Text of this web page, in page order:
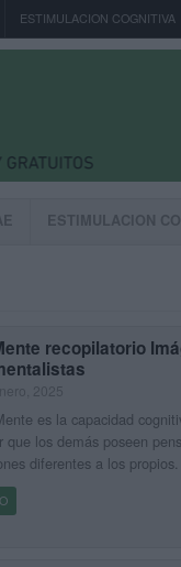
ESTIMULACION COGNITIVA
ESTIMULACION
recopilatorio
es la capacidad
que los demás poseen
diferentes a los